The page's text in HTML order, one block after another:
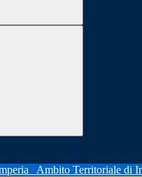
Ambito Territoriale di